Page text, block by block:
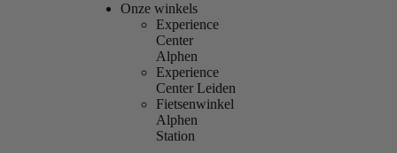
Onze winkels
Experience
Center
Alphen
Experience
Center Leiden
Fietsenwinkel
Alphen
Station